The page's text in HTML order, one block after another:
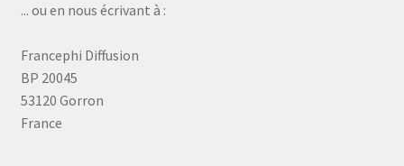
... ou en nous écrivant à :
Francephi Diffusion
BP 20045
53120 Gorron
France